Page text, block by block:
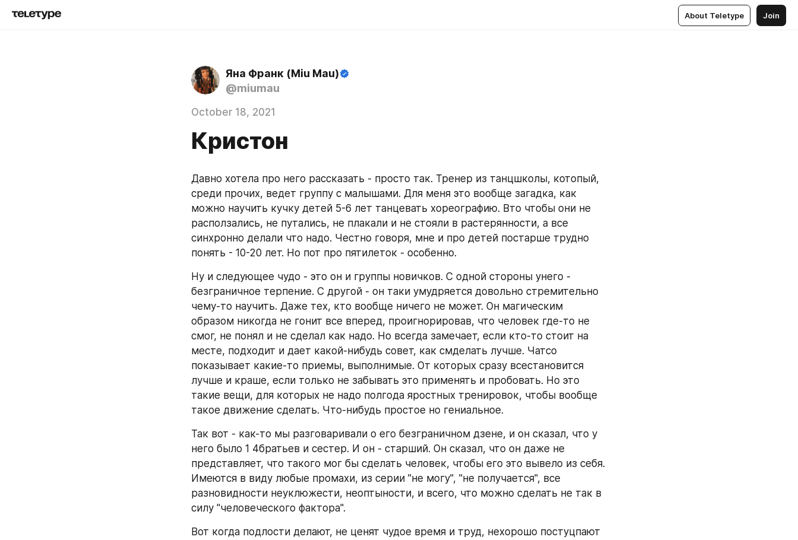
About Teletype Join
Яна Франк (Miu Mau)
@miumau
October 18, 2021
Кристон
Давно хотела про него рассказать - просто так. Тренер из танцшколы, котопый,
среди прочих, ведет группу с малышами. Для меня это вообще загадка, как
можно научить кучку детей 5-6 лет танцевать хореографию. Вто чтобы они не
расползались, не путались, не плакали и не стояли в растерянности, а все
синхронно делали что надо. Честно говоря, мне и про детей постарше трудно
понять - 10-20 лет. Но пот про пятилеток - особенно.
Ну и следующее чудо - это он и группы новичков. С одной стороны унего -
безграничное терпение. С другой - он таки умудряется довольно стремительно
чему-то научить. Даже тех, кто вообще ничего не может. Он магическим
образом никогда не гонит все вперед, проигнорировав, что человек где-то не
смог, не понял и не сделал как надо. Но всегда замечает, если кто-то стоит на
месте, подходит и дает какой-нибудь совет, как смделать лучше. Чатсо
показывает какие-то приемы, выполнимые. От которых сразу всестановится
лучше и краше, если только не забывать это применять и пробовать. Но это
такие вещи, для которых не надо полгода яростных тренировок, чтобы вообще
такое движение сделать. Что-нибудь простое но гениальное.
Так вот - как-то мы разговаривали о его безграничном дзене, и он сказал, что у
него было 1 4братьев и сестер. И он - старший. Он сказал, что он даже не
представляет, что такого мог бы сделать человек, чтобы его это вывело из себя.
Имеются в виду любые промахи, из серии "не могу", "не получается", все
разновидности неуклюжести, неоптыности, и всего, что можно сделать не так в
силу "человеческого фактора".
Вот когда подлости делают, не ценят чудое время и труд, нехорошо постуцпают